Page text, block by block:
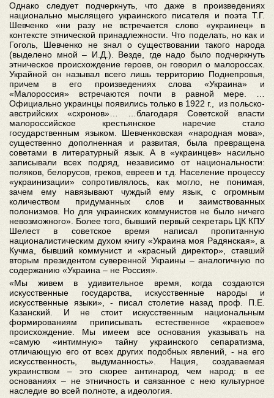
Однако следует подчеркнуть, что даже в произведениях
национально мыслящего украинского писателя и поэта Т.Г.
Шевченко «ни разу не встречается слово «украинец» в
контексте этнической принадлежности. Что поделать, но как и
Гоголь, Шевченко не знал о существовании такого народа
(выделено мной – И.Д.). Везде, где надо было подчеркнуть
этническое происхождение героев, он говорил о малороссах.
Украйной он называл всего лишь территорию Поднепровья,
причем в его произведениях слова «Украина» и
«Малороссия» встречаются почти в равной мере. …
Официально украинцы появились только в 1922 г., из польско-
австрийских «схронов»… …благодаря Советской власти
малороссийское крестьянское наречие стало
государственным языком. Шевченковская «народная мова»,
существенно дополненная и развитая, была превращена
советами в литературный язык. А в «украинцев» насильно
записывали всех подряд, независимо от национальности:
поляков, белорусов, греков, евреев и т.д. Население процессу
«украинизации» сопротивлялось, как могло, не понимая,
зачем ему навязывают чуждый ему язык, с огромным
количеством придуманных слов и заимствованных
полонизмов. Но для украинских коммунистов не было ничего
невозможного». Более того, бывший первый секретарь ЦК КПУ
Шелест в советское время написал пропитанную
националистическим духом книгу «Украина моя Радянская», а
Кучма, бывший коммунист и «красный директор», ставший
вторым президентом суверенной Украины – аналогичную по
содержанию «Украина – не Россия».
«Мы живем в удивительное время, когда создаются
искусственные государства, искусственные народы и
искусственные языки», - писал столетие назад проф. П.Е.
Казанский. И не стоит искусственным национальным
формированиям приписывать естественное «краевое»
происхождение. Мы имеем все основания указывать на
«самую «интимную» тайну украинского сепаратизма,
отличающую его от всех других подобных явлений, - на его
искусственность, выдуманность». Нация, создаваемая
украинством – это скорее антинарод, чем народ: в ее
основаниях – не этничность и связанное с нею культурное
наследие во всей полноте, а идеология.